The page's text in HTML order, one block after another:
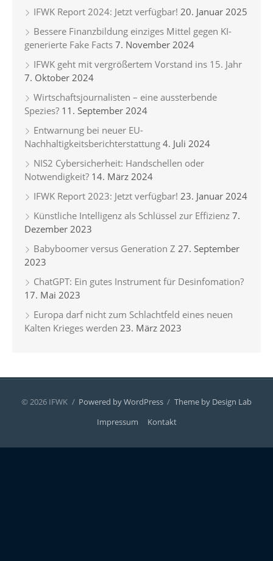
IFWK Report 2024: Jetzt verfügbar! 20. Januar 2025
Bessere Finanzbildung einziges Mittel gegen KI-
generierte Fake Facts 7. November 2024
IFWK geht mit vergrößertem Vorstand ins 15. Jahr
7. Oktober 2024
Wirtschaftsjournalisten – eine aussterbende
Spezies? 11. September 2024
Entwarnung bei neuer EU-
Nachhaltigkeitsberichterstattung 4. Juli 2024
NIS2 Cybersicherheit: Handschellen oder
Notwendigkeit? 14. März 2024
IFWK Report 2023: Jetzt verfügbar! 23. Januar 2024
Künstliche Intelligenz als Schlüssel zur Effizienz 7.
Dezember 2023
Babyboomer versus Generation Z 27. September
2023
ChatGPT: Ein gutes Instrument für Desinfomation?
17. Mai 2023
Europa darf nicht zum Schlachtfeld eines neuen
Kalten Krieges werden 23. März 2023
© 2026 IFWK / Powered by WordPress / Theme by Design Lab
Impressum
Kontakt